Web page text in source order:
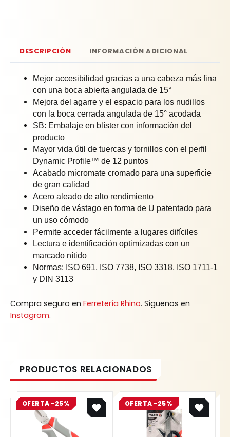
DESCRIPCIÓN INFORMACIÓN ADICIONAL
Mejor accesibilidad gracias a una cabeza más fina
con una boca abierta angulada de 15°
Mejora del agarre y el espacio para los nudillos
con la boca cerrada angulada de 15° acodada
SB: Embalaje en blíster con información del
producto
Mayor vida útil de tuercas y tornillos con el perfil
Dynamic Profile™ de 12 puntos
Acabado micromate cromado para una superficie
de gran calidad
Acero aleado de alto rendimiento
Diseño de vástago en forma de U patentado para
un uso cómodo
Permite acceder fácilmente a lugares difíciles
Lectura e identificación optimizadas con un
marcado nítido
Normas: ISO 691, ISO 7738, ISO 3318, ISO 1711-1
y DIN 3113
Compra seguro en Ferretería Rhino. Síguenos en
Instagram.
OFERTA -25%
Original
price
was:
Current
price
is:
OFERTA -25%
Original
price
was:
$ 75.200.
Current
price
is:
$ 56.400.